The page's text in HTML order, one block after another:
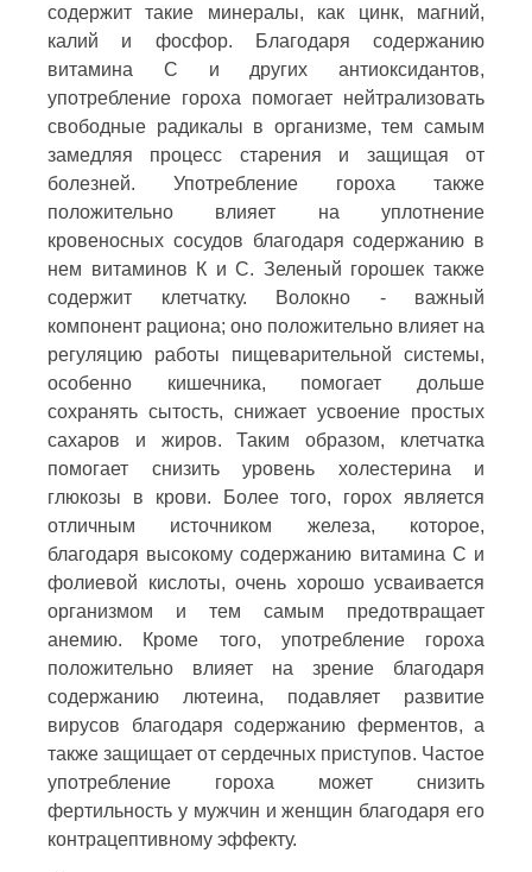
содержит такие минералы, как цинк, магний,
калий и фосфор. Благодаря содержанию
витамина С и других антиоксидантов,
употребление гороха помогает нейтрализовать
свободные радикалы в организме, тем самым
замедляя процесс старения и защищая от
болезней. Употребление гороха также
положительно влияет на уплотнение
кровеносных сосудов благодаря содержанию в
нем витаминов К и С. Зеленый горошек также
содержит клетчатку. Волокно - важный
компонент рациона; оно положительно влияет на
регуляцию работы пищеварительной системы,
особенно кишечника, помогает дольше
сохранять сытость, снижает усвоение простых
сахаров и жиров. Таким образом, клетчатка
помогает снизить уровень холестерина и
глюкозы в крови. Более того, горох является
отличным источником железа, которое,
благодаря высокому содержанию витамина С и
фолиевой кислоты, очень хорошо усваивается
организмом и тем самым предотвращает
анемию. Кроме того, употребление гороха
положительно влияет на зрение благодаря
содержанию лютеина, подавляет развитие
вирусов благодаря содержанию ферментов, а
также защищает от сердечных приступов. Частое
употребление гороха может снизить
фертильность у мужчин и женщин благодаря его
контрацептивному эффекту.